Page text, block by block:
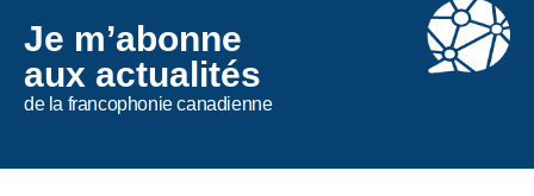
Je m’abonne
aux actualités
de la francophonie canadienne